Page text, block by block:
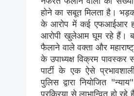
होने का सबूत मिलता है।
के आरोप में कई एफआईआर
आरोपी खुलेआम घूम रहे हैं।
फैलाने वाले वक्ता और
के उपाध्यक्ष विक्रम पावस्कर
पार्टी के एक ऐसे
पुलिस द्वारा नियोजित
प्रक्रिया से लाभान्वित हो रहे